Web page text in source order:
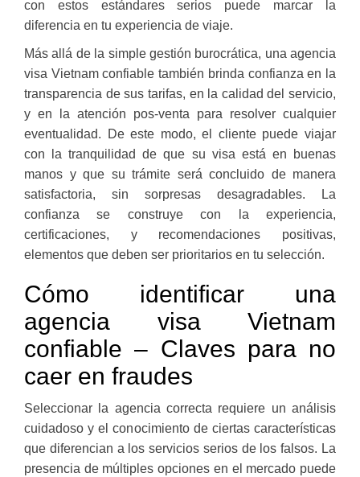
con estos estándares serios puede marcar la
diferencia en tu experiencia de viaje.
Más allá de la simple gestión burocrática, una agencia
visa Vietnam confiable también brinda confianza en la
transparencia de sus tarifas, en la calidad del servicio,
y en la atención pos-venta para resolver cualquier
eventualidad. De este modo, el cliente puede viajar
con la tranquilidad de que su visa está en buenas
manos y que su trámite será concluido de manera
satisfactoria, sin sorpresas desagradables. La
confianza se construye con la experiencia,
certificaciones, y recomendaciones positivas,
elementos que deben ser prioritarios en tu selección.
Cómo identificar una
agencia visa Vietnam
confiable – Claves para no
caer en fraudes
Seleccionar la agencia correcta requiere un análisis
cuidadoso y el conocimiento de ciertas características
que diferencian a los servicios serios de los falsos. La
presencia de múltiples opciones en el mercado puede